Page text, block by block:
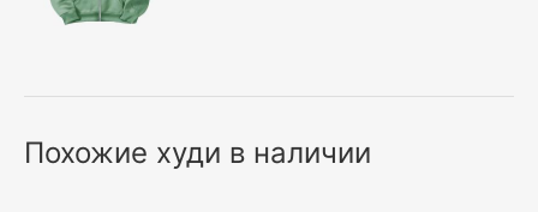
Похожие худи в наличии